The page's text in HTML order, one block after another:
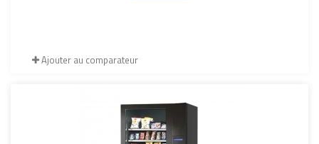
Ajouter au comparateur